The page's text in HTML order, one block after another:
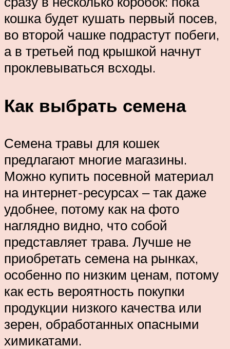
кошка будет кушать первый посев,
во второй чашке подрастут побеги,
а в третьей под крышкой начнут
проклевываться всходы.
Как выбрать семена
Семена травы для кошек
предлагают многие магазины.
Можно купить посевной материал
на интернет-ресурсах ‒ так даже
удобнее, потому как на фото
наглядно видно, что собой
представляет трава. Лучше не
приобретать семена на рынках,
особенно по низким ценам, потому
как есть вероятность покупки
продукции низкого качества или
зерен, обработанных опасными
химикатами.